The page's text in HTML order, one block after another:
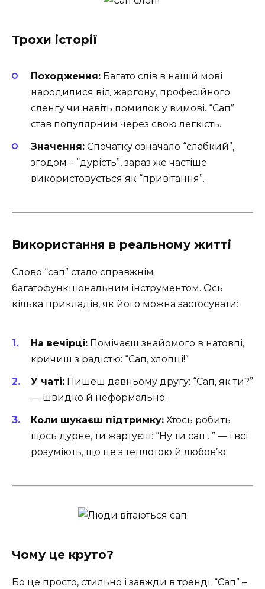
Трохи історії
Походження: Багато слів в нашій мові
народилися від жаргону, професійного
сленгу чи навіть помилок у вимові. “Сап”
став популярним через свою легкість.
Значення: Спочатку означало “слабкий”,
згодом – “дурість”, зараз же частіше
використовується як “привітання”.
Використання в реальному житті
Слово “сап” стало справжнім
багатофункціональним інструментом. Ось
кілька прикладів, як його можна застосувати:
На вечірці: Помічаєш знайомого в натовпі,
кричиш з радістю: “Сап, хлопці!”
У чаті: Пишеш давньому другу: “Сап, як ти?”
— швидко й неформально.
Коли шукаєш підтримку: Хтось робить
щось дурне, ти жартуєш: “Ну ти сап…” — і всі
розуміють, що це з теплотою й любов’ю.
Чому це круто?
Бо це просто, стильно і завжди в тренді. “Сап” –